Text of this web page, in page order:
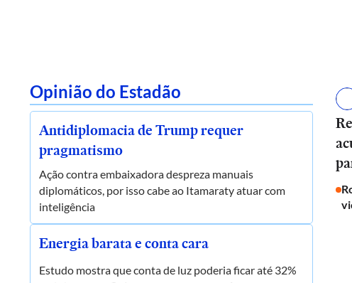
Opinião do Estadão
Antidiplomacia de Trump requer
pragmatismo
Ação contra embaixadora despreza manuais
diplomáticos, por isso cabe ao Itamaraty atuar com
inteligência
Energia barata e conta cara
Estudo mostra que conta de luz poderia ficar até 32%